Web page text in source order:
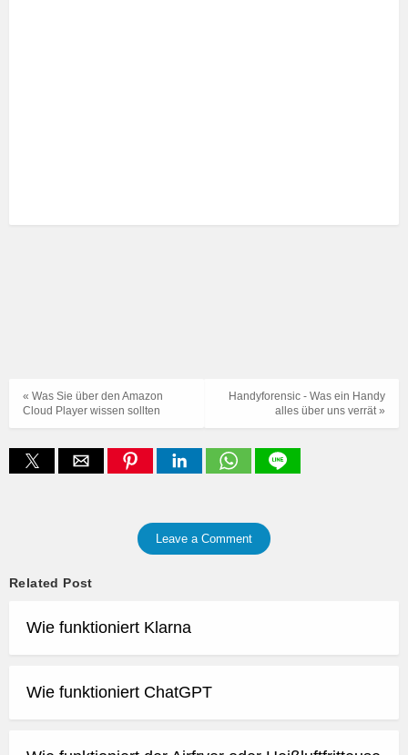
Handyforensic - Was ein Handy
alles über uns verrät »
« Was Sie über den Amazon
Cloud Player wissen sollten
Leave a Comment
Related Post
Wie funktioniert Klarna
Wie funktioniert ChatGPT